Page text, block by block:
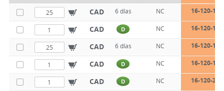
CAD 6 días NC 16-120-15-
CAD D NC 16-120-15-
CAD 6 días NC 16-120-15-
CAD D NC 16-120-18-
CAD D NC 16-120-22-